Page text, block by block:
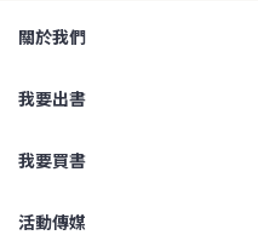
關於我們
我要出書
我要買書
活動傳媒